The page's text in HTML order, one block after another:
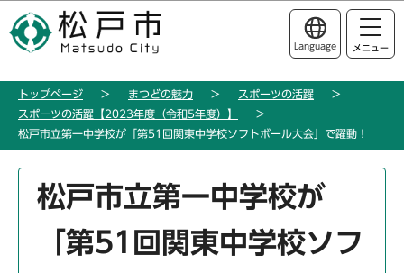
の
ー
このページの本文へ移動
Language メニュー
トップページ まつどの魅力
スポーツの活躍
スポーツの活躍【2023年度（令和5年度）】
松戸市立第一中学校が「第51回関東中学校ソフトボール大会」で躍動！
松戸市立第一中学校が
「第51回関東中学校ソフ